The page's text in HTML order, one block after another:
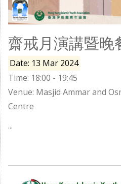
齋戒月演講暨晚
Date: 13 Mar 2024
Time: 18:00 - 19:45
Venue: Masjid Ammar and
Centre
...